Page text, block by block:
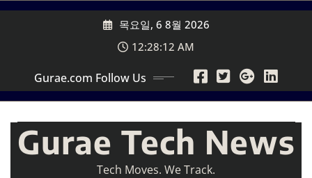
Skip
목요일, 6 8월 2026
12:28:13 AM
Gurae.com Follow Us
Gurae Tech News
Tech Moves. We Track.